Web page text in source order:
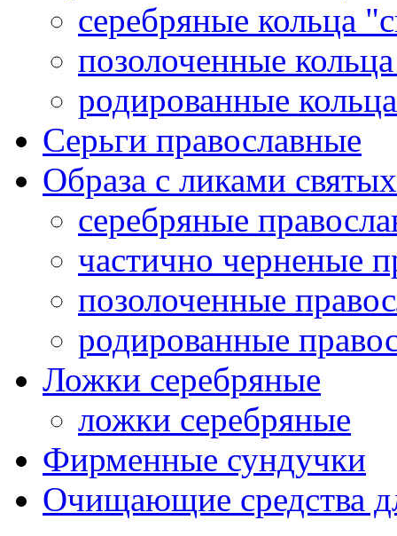
серебряные кольца
позолоченные
родированные
Серьги православные
Образа с ликами святых
серебряные
частично черненые
позолоченные
родированные
Ложки серебряные
ложки серебряные
Фирменные сундучки
Очищающие средства